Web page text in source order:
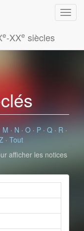
e-XXe siècles
M · N · O · P · Q · R ·
· Tout
afficher les notices